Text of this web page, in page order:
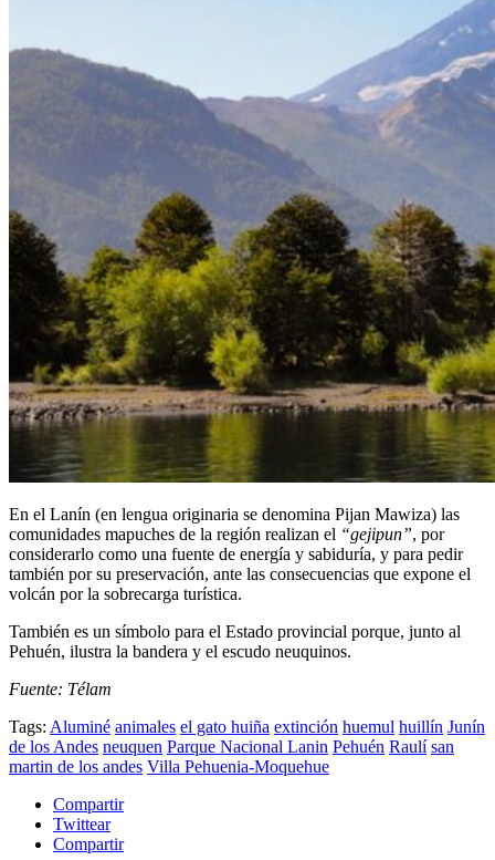
En el Lanín (en lengua originaria se denomina Pijan Mawiza) las
comunidades mapuches de la región realizan el “gejipun”, por
considerarlo como una fuente de energía y sabiduría, y para pedir
también por su preservación, ante las consecuencias que expone el
volcán por la sobrecarga turística.
También es un símbolo para el Estado provincial porque, junto al
Pehuén, ilustra la bandera y el escudo neuquinos.
Fuente: Télam
Tags: Aluminé animales el gato huiña extinción huemul huillín Junín
de los Andes neuquen Parque Nacional Lanin Pehuén Raulí san
martin de los andes Villa Pehuenia-Moquehue
Compartir
Twittear
Compartir